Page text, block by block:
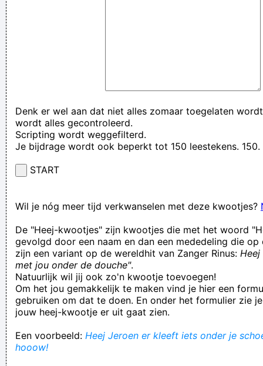
Denk er wel aan dat niet alles zomaar toegelaten
wordt alles gecontroleerd.
Scripting wordt weggefilterd.
Je bijdrage wordt ook beperkt tot 150 leestekens. 150.
START
Wil je nóg meer tijd verkwanselen met deze kwootjes?
De "Heej-kwootjes" zijn kwootjes die met het woord
gevolgd door een naam en dan een mededeling die op
zijn een variant op de wereldhit van Zanger Rinus:
met jou onder de douche".
Natuurlijk wil jij ook zo'n kwootje toevoegen!
Om het jou gemakkelijk te maken vind je hier een
gebruiken om dat te doen. En onder het formulier zie
jouw heej-kwootje er uit gaat zien.
Een voorbeeld: Heej Jeroen er kleeft iets onder je
hooow!